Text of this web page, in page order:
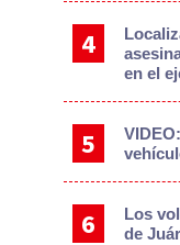
en el
Los
de